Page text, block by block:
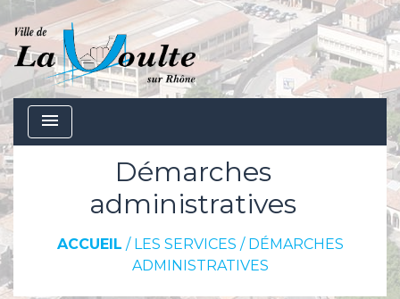
menu
Démarches
administratives
ACCUEIL / LES SERVICES / DÉMARCHES
ADMINISTRATIVES